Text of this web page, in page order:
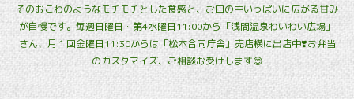
そのおこわのようなモチモチとした食感と、お口の中いっぱいに広がる甘み
が自慢です。毎週日曜日・第4水曜日11:00から「浅間温泉わいわい広場」
さん、月１回金曜日11:30からは「松本合同庁舎」売店横に出店中❣️お弁当
のカスタマイズ、ご相談お受けします😊